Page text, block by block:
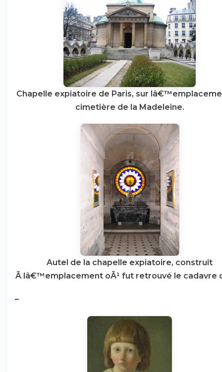
Chapelle expiatoire de Paris, sur
cimetière de la Madeleine.
Autel de la chapelle expiatoire, construit
Ã lâ€™emplacement oÃ¹ fut retrouvé le cadavre
–